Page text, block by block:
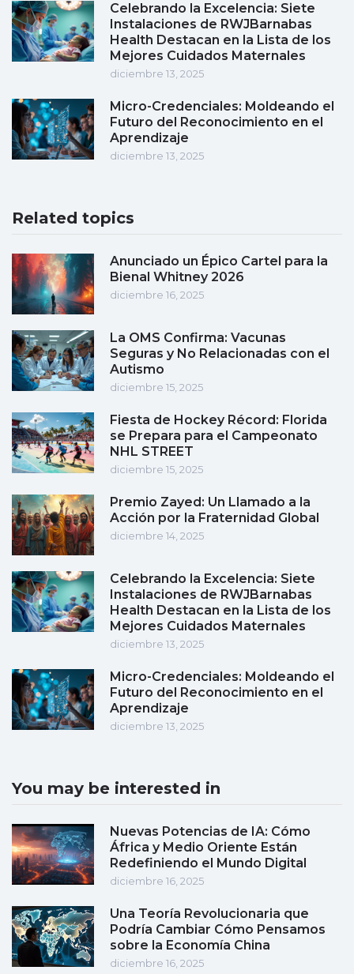
Celebrando la Excelencia: Siete
Instalaciones de RWJBarnabas
Health Destacan en la Lista de los
Mejores Cuidados Maternales
diciembre 13, 2025
Micro-Credenciales: Moldeando el
Futuro del Reconocimiento en el
Aprendizaje
diciembre 13, 2025
Related topics
Anunciado un Épico Cartel para la
Bienal Whitney 2026
diciembre 16, 2025
La OMS Confirma: Vacunas
Seguras y No Relacionadas con el
Autismo
diciembre 15, 2025
Fiesta de Hockey Récord: Florida
se Prepara para el Campeonato
NHL STREET
diciembre 15, 2025
Premio Zayed: Un Llamado a la
Acción por la Fraternidad Global
diciembre 14, 2025
Celebrando la Excelencia: Siete
Instalaciones de RWJBarnabas
Health Destacan en la Lista de los
Mejores Cuidados Maternales
diciembre 13, 2025
Micro-Credenciales: Moldeando el
Futuro del Reconocimiento en el
Aprendizaje
diciembre 13, 2025
You may be interested in
Nuevas Potencias de IA: Cómo
África y Medio Oriente Están
Redefiniendo el Mundo Digital
diciembre 16, 2025
Una Teoría Revolucionaria que
Podría Cambiar Cómo Pensamos
sobre la Economía China
diciembre 16, 2025